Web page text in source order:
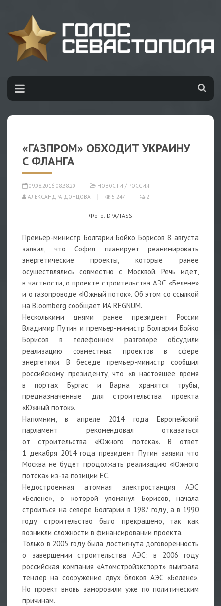
«ГАЗПРОМ» ОБХОДИТ УКРАИНУ
С ФЛАНГА
09.08.2016 08:38:20 НОВОСТИ / РОССИЯ
АЛЕКСАНДРА ДОНЦОВА
5 247 2
Фото: DPA/TASS
Премьер-министр Болгарии Бойко Борисов 8 августа
заявил, что София планирует реанимировать
энергетические проекты, которые ранее
осуществлялись совместно с Москвой. Речь идёт,
в частности, о проекте строительства АЭС «Белене»
и о газопроводе «Южный поток». Об этом со ссылкой
на Bloomberg сообщает ИА REGNUM.
Несколькими днями ранее президент России
Владимир Путин и премьер-министр Болгарии Бойко
Борисов в телефонном разговоре обсудили
реализацию совместных проектов в сфере
энергетики. В беседе премьер-министр сообщил
российскому президенту, что «в настоящее время
в портах Бургас и Варна хранятся трубы,
предназначенные для строительства проекта
«Южный поток».
Напомним, в апреле 2014 года Европейский
парламент рекомендовал отказаться
от строительства «Южного потока». В ответ
1 декабря 2014 года президент Путин заявил, что
Москва не будет продолжать реализацию «Южного
потока» из-за позиции ЕС.
Недостроенная атомная электростанция АЭС
«Белене», о которой упомянул Борисов, начала
строиться на севере Болгарии в 1987 году, а в 1990
году строительство было прекращено, так как
возникли сложности в финансировании проекта.
Только в 2005 году была достигнута договорённость
о завершении строительства АЭС: в 2006 году
российская компания «Атомстройэкспорт» выиграла
тендер на сооружение двух блоков АЭС «Белене».
Но проект вновь заморозили уже по политическим
причинам.